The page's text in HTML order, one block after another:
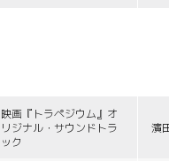
映画『トラペジウム』オ
リジナル・サウンドトラ
ック
濱